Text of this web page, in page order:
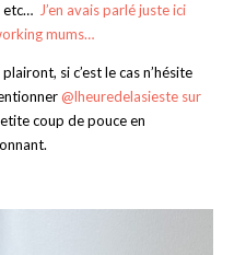
etc… J’en avais parlé juste ici
mums…
si c’est le cas n’hésite
@lheuredelasieste sur
coup de pouce en